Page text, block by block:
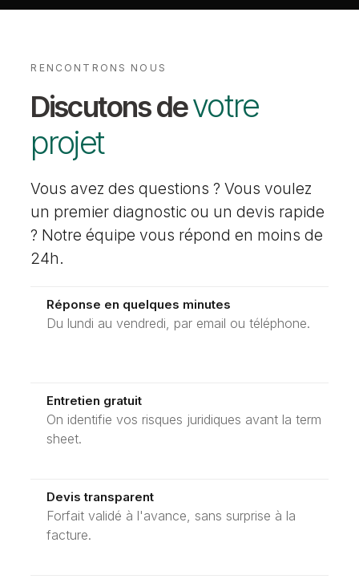
RENCONTRONS NOUS
Discutons devotre
projet
Vous avez des questions ? Vous voulez
un premier diagnostic ou un devis rapide
? Notre équipe vous répond en moins de
24h.
Réponse en quelques minutes
Du lundi au vendredi, par email ou téléphone.
Entretien gratuit
On identifie vos risques juridiques avant la term
sheet.
Devis transparent
Forfait validé à l'avance, sans surprise à la
facture.